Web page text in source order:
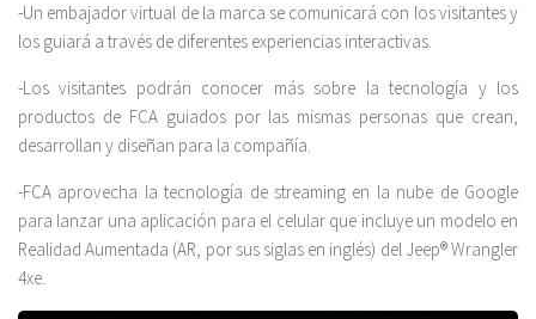
-Un embajador virtual de la marca se comunicará con los visitantes y
los guiará a través de diferentes experiencias interactivas.
-Los visitantes podrán conocer más sobre la tecnología y los
productos de FCA guiados por las mismas personas que crean,
desarrollan y diseñan para la compañía.
-FCA aprovecha la tecnología de streaming en la nube de Google
para lanzar una aplicación para el celular que incluye un modelo en
Realidad Aumentada (AR, por sus siglas en inglés) del Jeep® Wrangler
4xe.